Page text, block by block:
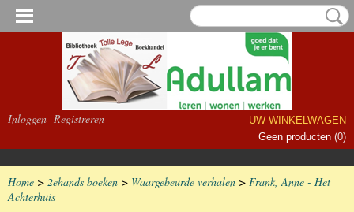
Inloggen Registreren
UW WINKELWAGEN
Geen producten (0)
Home > 2ehands boeken > Waargebeurde verhalen > Frank, Anne - Het
Achterhuis